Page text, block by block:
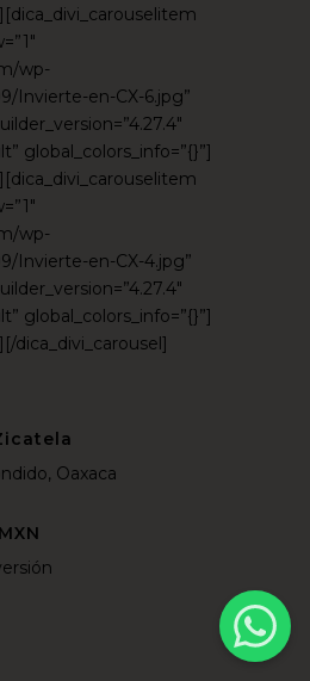
wp-
Invierte-en-CX-6.jpg”
global_colors_info=”{}”]
wp-
Invierte-en-CX-4.jpg”
global_colors_info=”{}”]
dica_divi_carousel]
Oaxaca